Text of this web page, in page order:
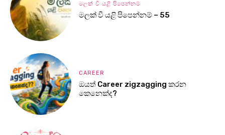
මලක් වී යළි පිපෙන්නම්
මලක් වී යළි පිපෙන්නම් – 55
CAREER
ඔයත් Career zigzagging කරන
කෙනෙක්ද?